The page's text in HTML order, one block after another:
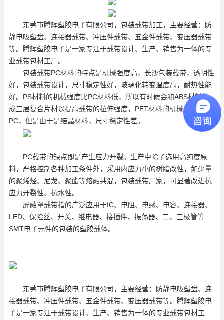
东莞市腾辉塑胶电子有限公司，包装载带加工，主要经营：防
静电吸塑盘、连接器载带、冲压件载带、五金件载带、变压器载带
等。腾辉塑胶电子是一家专注于载带设计、生产、销售为一体的专
业载带包材工厂。
包装载带PC材料的特点是机械强度高，长沙包装载带，透明性
好，包装载带设计，尺寸稳定性好，玻璃化转变温度高，耐热性能
好。PS材料的机械强度比PC材料低，所以有时候会和ABS材料做
成三层复合片材以提高载带的拉伸强度，PET材料的机械强度接近
PC，但是由于是结晶材料，尺寸稳定性差。
PC载带的缺点即是产生应力开裂。生产中除了选用高纯度原
料，严格控制各种加工条件外，采用内应力小的树脂改性，如少量
的聚烯烃、尼龙、聚酯等熔融共混，包装载带厂家，可显著改进抗
应力开裂性、抗水性。
屏蔽罩载带指的广泛应用于IC、电阻、电感、电容、连接器、
LED、保险丝、开关、继电器、接插件、振荡器、二、三极管等
SMT电子元件的包装的塑胶载体。
东莞市腾辉塑胶电子有限公司，主要经营：防静电吸塑盘、连
接器载带、冲压件载带、五金件载带、变压器载带等。腾辉塑胶电
子是一家专注于载带设计、生产、销售为一体的专业载带包材工